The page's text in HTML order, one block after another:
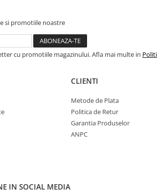
si promotiile noastre
cu promotiile magazinului. Afla mai multe in
CLIENTI
Metode de Plata
Politica de Retur
Garantia Produselor
ANPC
IN SOCIAL MEDIA